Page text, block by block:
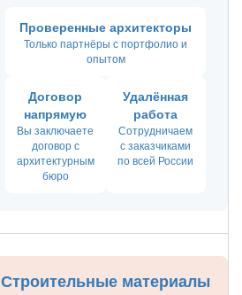
Проверенные архитекторы
Только партнёры с портфолио и
опытом
Договор
напрямую
Вы заключаете
договор с
архитектурным
бюро
Удалённая
работа
Сотрудничаем
с заказчиками
по всей России
Строительные материалы